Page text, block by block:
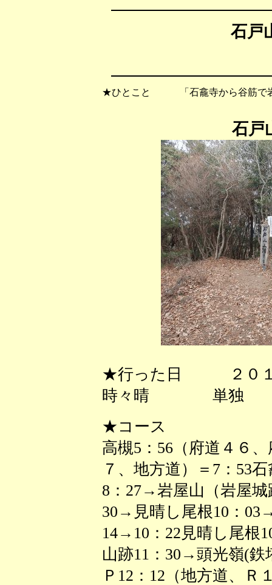
石戸
★ひとこと 「石龕寺から谷筋で岩
石戸
★行った日 ２０１
時々晴 単独
★コース
高槻5：56（府道４６
７、地方道）＝7：53
8：27→岩屋山（岩屋
30→見晴し尾根10：
14→10：22見晴し尾根
山跡11：30→頭光嶺(
Ｐ12：12（地方道、Ｒ